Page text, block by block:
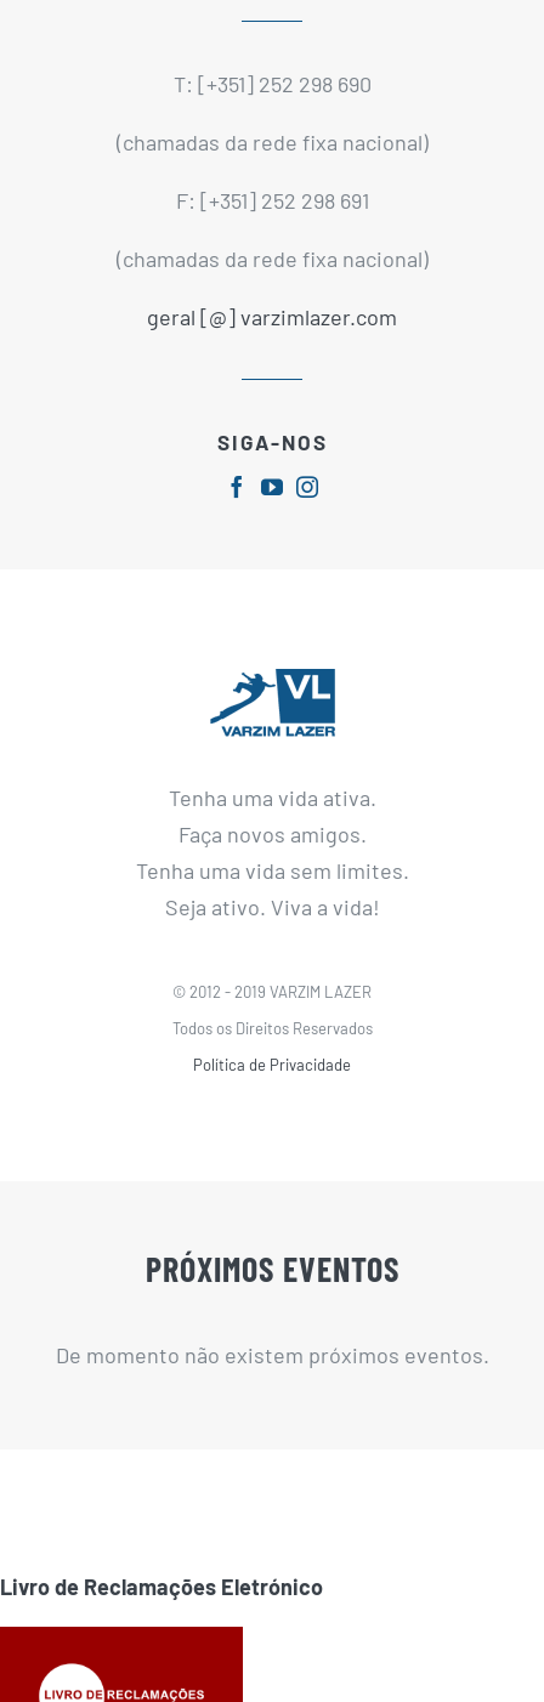
T: [+351] 252 298 690
(chamadas da rede fixa nacional)
F: [+351] 252 298 691
(chamadas da rede fixa nacional)
geral [@] varzimlazer.com
SIGA-NOS
Tenha uma vida ativa.
Faça novos amigos.
Tenha uma vida sem limites.
Seja ativo. Viva a vida!
© 2012 - 2019 VARZIM LAZER
Todos os Direitos Reservados
Política de Privacidade
PRÓXIMOS EVENTOS
De momento não existem próximos eventos.
Livro de Reclamações Eletrónico